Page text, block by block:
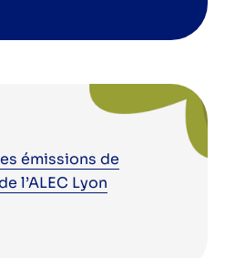
émissions de
l’ALEC Lyon